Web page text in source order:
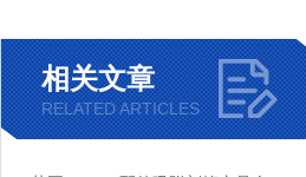
相关文章
RELATED ARTICLES